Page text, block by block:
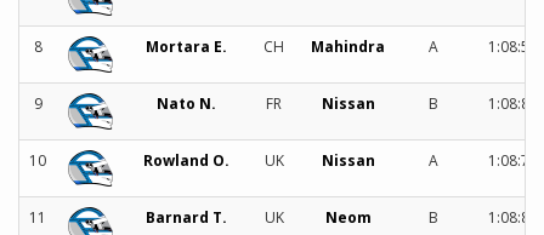
8 Mortara E. CH Mahindra A
9 Nato N. FR Nissan B
10 Rowland O. UK Nissan A
11 Barnard T. UK Neom B